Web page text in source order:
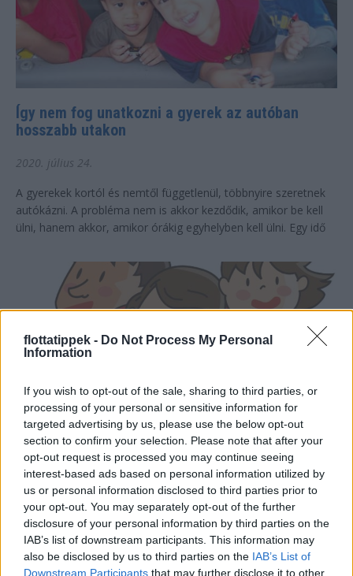
flottatippek - Do Not Process My Personal
Information
If you wish to opt-out of the sale, sharing to third parties, or
processing of your personal or sensitive information for
targeted advertising by us, please use the below opt-out
section to confirm your selection. Please note that after your
opt-out request is processed you may continue seeing
interest-based ads based on personal information utilized by
us or personal information disclosed to third parties prior to
your opt-out. You may separately opt-out of the further
disclosure of your personal information by third parties on the
IAB’s list of downstream participants. This information may
also be disclosed by us to third parties on the IAB’s List of
Downstream Participants that may further disclose it to other
Így nem fog unatkozni a gyerek az autóban
hosszabb utakon
2020. július 24.
A gyerekek kortól és nemtől függetlenül, többnyire szeretnek
autókázni. A probléma nem is akkor kezdődik, amikor be kell
ülni, hanem akkor, amikor órákig egyhelyben kell ülni. Egy idő
Biztos szükségünk van saját autóra?
2020. július 21.
A médiából dőlnek az autómegosztó szolgáltatásokról szóló
hírek, ám mégis, a való életben, néhány autómegosztó cég
megjelenésén kívül nem látjuk jelét annak, hogy a piac